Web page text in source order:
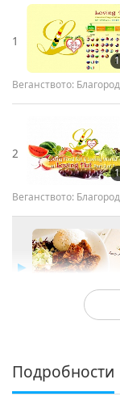
1
Веганството:
2
Веганството:
Веганството:
Подробности